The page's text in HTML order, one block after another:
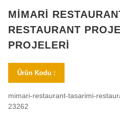
MİMARİ
RESTAURANT
PROJELERİ
Ürün Kodu :
mimari-restaurant-tasarimi-
23262